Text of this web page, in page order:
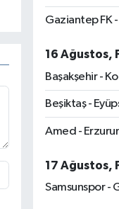
Gaziantep FK
16 Ağustos,
Başakşehir -
Beşiktaş -
Amed -
17 Ağustos,
Samsunspor -